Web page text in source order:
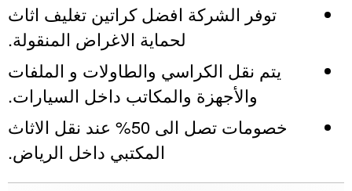
توفر الشركة افضل كراتين تغليف اثاث
لحماية الاغراض المنقولة.
يتم نقل الكراسي والطاولات و الملفات
والأجهزة والمكاتب داخل السيارات.
خصومات تصل الى 50% عند نقل الاثاث
المكتبي داخل الرياض.